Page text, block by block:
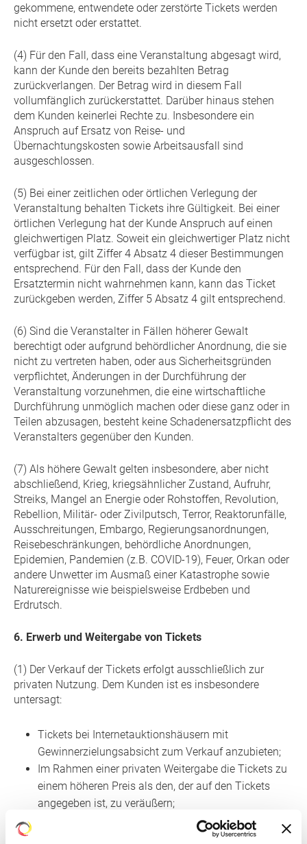
gekommene, entwendete oder zerstörte Tickets werden
nicht ersetzt oder erstattet.
(4) Für den Fall, dass eine Veranstaltung abgesagt wird,
kann der Kunde den bereits bezahlten Betrag
zurückverlangen. Der Betrag wird in diesem Fall
vollumfänglich zurückerstattet. Darüber hinaus stehen
dem Kunden keinerlei Rechte zu. Insbesondere ein
Anspruch auf Ersatz von Reise- und
Übernachtungskosten sowie Arbeitsausfall sind
ausgeschlossen.
(5) Bei einer zeitlichen oder örtlichen Verlegung der
Veranstaltung behalten Tickets ihre Gültigkeit. Bei einer
örtlichen Verlegung hat der Kunde Anspruch auf einen
gleichwertigen Platz. Soweit ein gleichwertiger Platz nicht
verfügbar ist, gilt Ziffer 4 Absatz 4 dieser Bestimmungen
entsprechend. Für den Fall, dass der Kunde den
Ersatztermin nicht wahrnehmen kann, kann das Ticket
zurückgeben werden, Ziffer 5 Absatz 4 gilt entsprechend.
(6) Sind die Veranstalter in Fällen höherer Gewalt
berechtigt oder aufgrund behördlicher Anordnung, die sie
nicht zu vertreten haben, oder aus Sicherheitsgründen
verpflichtet, Änderungen in der Durchführung der
Veranstaltung vorzunehmen, die eine wirtschaftliche
Durchführung unmöglich machen oder diese ganz oder in
Teilen abzusagen, besteht keine Schadenersatzpflicht des
Veranstalters gegenüber den Kunden.
(7) Als höhere Gewalt gelten insbesondere, aber nicht
abschließend, Krieg, kriegsähnlicher Zustand, Aufruhr,
Streiks, Mangel an Energie oder Rohstoffen, Revolution,
Rebellion, Militär- oder Zivilputsch, Terror, Reaktorunfälle,
Ausschreitungen, Embargo, Regierungsanordnungen,
Reisebeschränkungen, behördliche Anordnungen,
Epidemien, Pandemien (z.B. COVID-19), Feuer, Orkan oder
andere Unwetter im Ausmaß einer Katastrophe sowie
Naturereignisse wie beispielsweise Erdbeben und
Erdrutsch.
6. Erwerb und Weitergabe von Tickets
(1) Der Verkauf der Tickets erfolgt ausschließlich zur
privaten Nutzung. Dem Kunden ist es insbesondere
untersagt:
Tickets bei Internetauktionshäusern mit
Gewinnerzielungsabsicht zum Verkauf anzubieten;
Im Rahmen einer privaten Weitergabe die Tickets zu
einem höheren Preis als den, der auf den Tickets
angegeben ist, zu veräußern;
Tickets ohne ausdrückliche vorherige schriftliche
Zustimmung durch den Veranstalter gewerblich